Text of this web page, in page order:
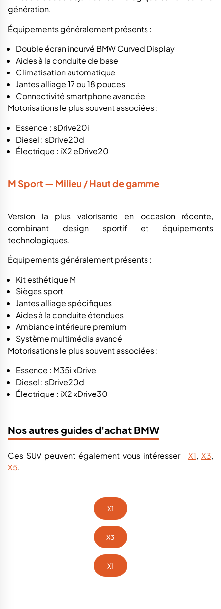
génération.
Équipements généralement présents :
Double écran incurvé BMW Curved Display
Aides à la conduite de base
Climatisation automatique
Jantes alliage 17 ou 18 pouces
Connectivité smartphone avancée
Motorisations le plus souvent associées :
Essence : sDrive20i
Diesel : sDrive20d
Électrique : iX2 eDrive20
M Sport — Milieu / Haut de gamme
Version la plus valorisante en occasion récente,
combinant design sportif et équipements
technologiques.
Équipements généralement présents :
Kit esthétique M
Sièges sport
Jantes alliage spécifiques
Aides à la conduite étendues
Ambiance intérieure premium
Système multimédia avancé
Motorisations le plus souvent associées :
Essence : M35i xDrive
Diesel : sDrive20d
Électrique : iX2 xDrive30
Nos autres guides d'achat BMW
Ces SUV peuvent également vous intéresser : X1, X3,
X5.
X1
X3
X1